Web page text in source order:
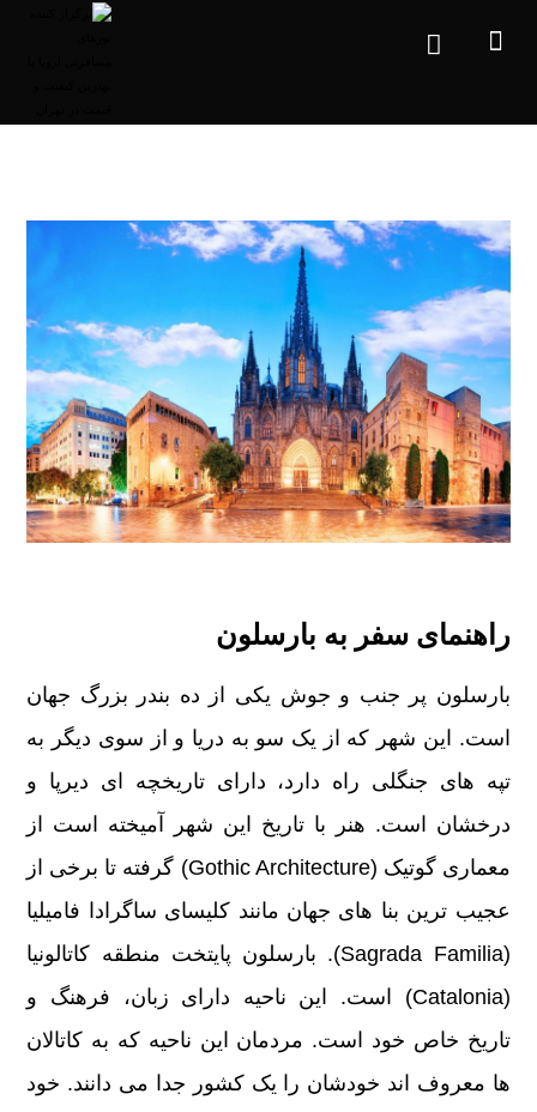
راهنمای سفر به بارسلون
بارسلون پر جنب و جوش یکی از ده بندر بزرگ جهان
است. این شهر که از یک سو به دریا و از سوی دیگر به
تپه های جنگلی راه دارد، دارای تاریخچه ای دیرپا و
درخشان است. هنر با تاریخ این شهر آمیخته است از
معماری گوتیک (Gothic Architecture) گرفته تا برخی از
عجیب ترین بنا های جهان مانند کلیسای ساگرادا فامیلیا
(Sagrada Familia). بارسلون پایتخت منطقه کاتالونیا
(Catalonia) است. این ناحیه دارای زبان، فرهنگ و
تاریخ خاص خود است. مردمان این ناحیه که به کاتالان
ها معروف اند خودشان را یک کشور جدا می دانند. خود